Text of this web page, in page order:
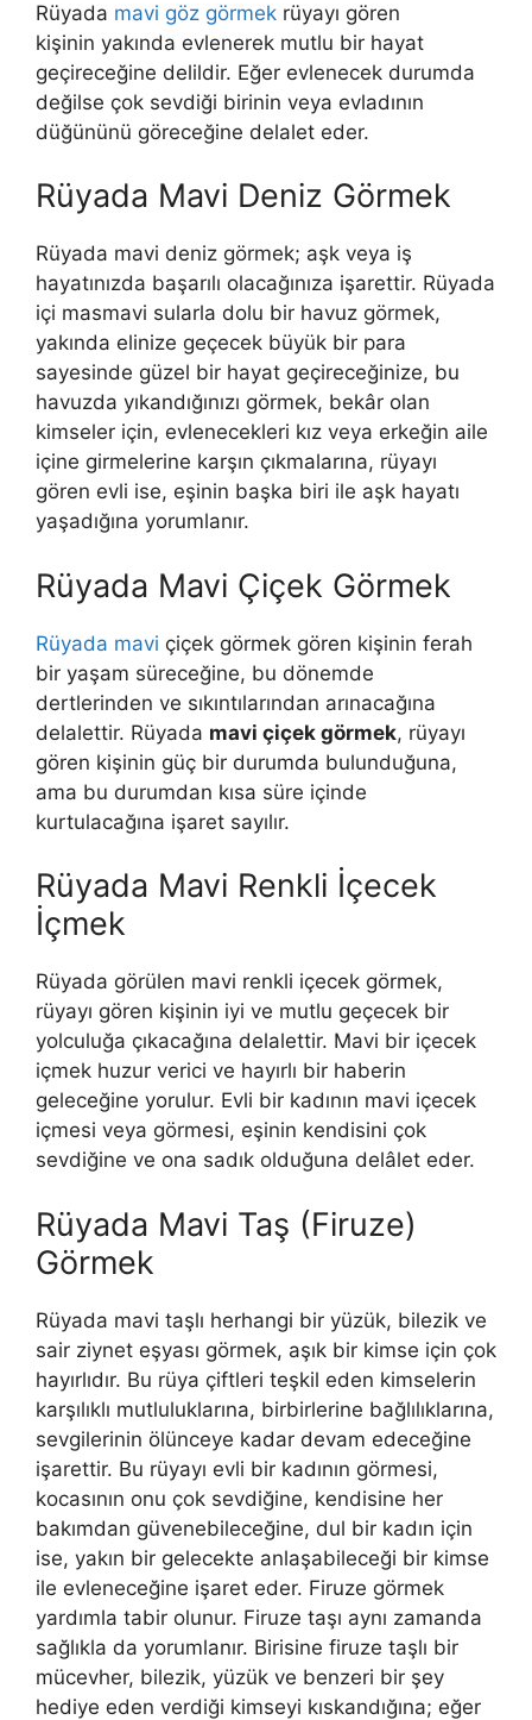
Rüyada mavi göz görmek rüyayı gören
kişinin yakında evlenerek mutlu bir hayat
geçireceğine delildir. Eğer evlenecek durumda
değilse çok sevdiği birinin veya evladının
düğününü göreceğine delalet eder.
Rüyada Mavi Deniz Görmek
Rüyada mavi deniz görmek; aşk veya iş
hayatınızda başarılı olacağınıza işarettir. Rüyada
içi masmavi sularla dolu bir havuz görmek,
yakında elinize geçecek büyük bir para
sayesinde güzel bir hayat geçireceğinize, bu
havuzda yıkandığınızı görmek, bekâr olan
kimseler için, evlenecekleri kız veya erkeğin aile
içine girmelerine karşın çıkmalarına, rüyayı
gören evli ise, eşinin başka biri ile aşk hayatı
yaşadığına yorumlanır.
Rüyada Mavi Çiçek Görmek
Rüyada mavi çiçek görmek gören kişinin ferah
bir yaşam süreceğine, bu dönemde
dertlerinden ve sıkıntılarından arınacağına
delalettir. Rüyada mavi çiçek görmek, rüyayı
gören kişinin güç bir durumda bulunduğuna,
ama bu durumdan kısa sü­re içinde
kurtulacağına işaret sayılır.
Rüyada Mavi Renkli İçecek
İçmek
Rüyada görülen mavi renkli içecek görmek,
rüyayı gören kişinin iyi ve mutlu geçecek bir
yolculuğa çıkacağına delalettir. Mavi bir içecek
içmek huzur verici ve hayırlı bir haberin
geleceğine yorulur. Evli bir kadının mavi içecek
içmesi veya görmesi, eşinin kendisini çok
sevdiğine ve ona sadık olduğuna delâlet eder.
Rüyada Mavi Taş (Firuze)
Görmek
Rüyada mavi taşlı herhangi bir yüzük, bilezik ve
sair ziynet eşyası görmek, aşık bir kimse için çok
hayırlıdır. Bu rüya çiftleri teşkil eden kimselerin
karşılıklı mutluluklarına, birbirlerine bağlılıklarına,
sevgilerinin ölünceye kadar devam edeceğine
işarettir. Bu rüyayı evli bir kadının görmesi,
kocasının onu çok sevdiğine, kendisine her
bakımdan güvenebileceğine, dul bir kadın için
ise, yakın bir gelecekte anlaşabileceği bir kimse
ile evleneceğine işaret eder. Firuze görmek
yardımla tabir olunur. Firuze taşı aynı zamanda
sağlıkla da yorumlanır. Birisine firuze taşlı bir
mücevher, bilezik, yüzük ve benzeri bir şey
hediye eden verdiği kimseyi kıskandığına; eğer